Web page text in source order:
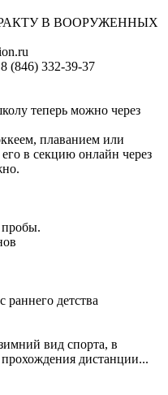
В ВООРУЖЕННЫХ
(846) 332-39-37
теперь можно через
плаванием или
в секцию онлайн через
детства
вид спорта, в
дистанции...